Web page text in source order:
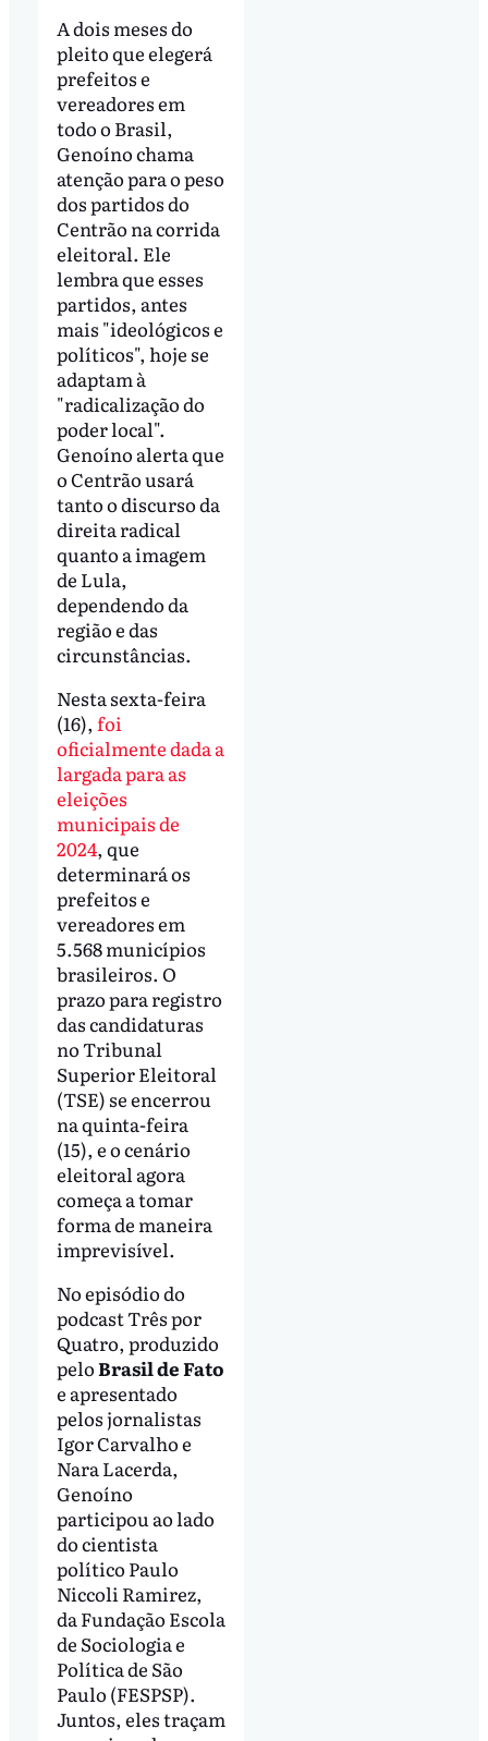
A dois meses do
pleito que elegerá
prefeitos e
vereadores em
todo o Brasil,
Genoíno chama
atenção para o peso
dos partidos do
Centrão na corrida
eleitoral. Ele
lembra que esses
partidos, antes
mais "ideológicos e
políticos", hoje se
adaptam à
"radicalização do
poder local".
Genoíno alerta que
o Centrão usará
tanto o discurso da
direita radical
quanto a imagem
de Lula,
dependendo da
região e das
circunstâncias.
Nesta sexta-feira
(16), foi
oficialmente dada a
largada para as
eleições
municipais de
2024, que
determinará os
prefeitos e
vereadores em
5.568 municípios
brasileiros. O
prazo para registro
das candidaturas
no Tribunal
Superior Eleitoral
(TSE) se encerrou
na quinta-feira
(15), e o cenário
eleitoral agora
começa a tomar
forma de maneira
imprevisível.
No episódio do
podcast Três por
Quatro, produzido
peloBrasil de Fato
e apresentado
pelos jornalistas
Igor Carvalho e
Nara Lacerda,
Genoíno
participou ao lado
do cientista
político Paulo
Niccoli Ramirez,
da Fundação Escola
de Sociologia e
Política de São
Paulo (FESPSP).
Juntos, eles traçam